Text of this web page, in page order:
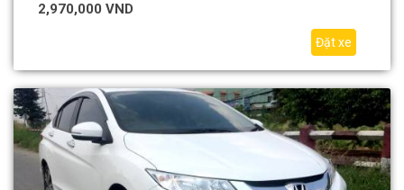
2,970,000 VND
Đặt xe